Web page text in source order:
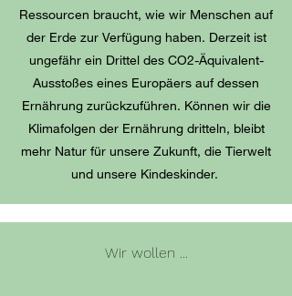
Ressourcen braucht, wie wir Menschen auf
der Erde zur Verfügung haben. Derzeit ist
ungefähr ein Drittel des CO2-Äquivalent-
Ausstoßes eines Europäers auf dessen
Ernährung zurückzuführen. Können wir die
Klimafolgen der Ernährung dritteln, bleibt
mehr Natur für unsere Zukunft, die Tierwelt
und unsere Kindeskinder.
Wir wollen ...